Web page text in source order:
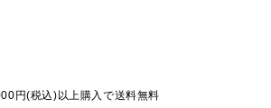
円(税込)以上購入で送料無料